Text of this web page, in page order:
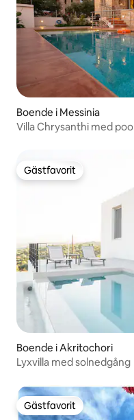
Boende i Messinia
Villa Chrysanthi med pool
Gästfavorit
Gästfavorit
Boende i Akritochori
Lyxvilla med solnedgång
Gästfavorit
Gästfavorit